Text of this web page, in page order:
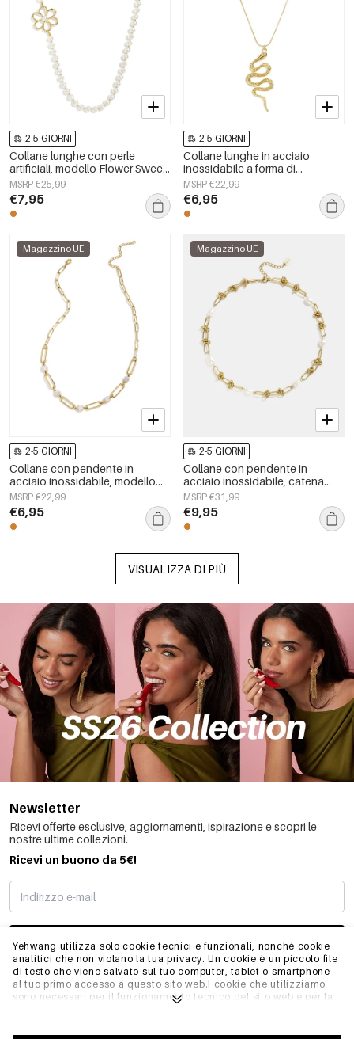
Yehwang utilizza solo cookie tecnici e funzionali, nonché cookie
analitici che non violano la tua privacy. Un cookie è un piccolo file
di testo che viene salvato sul tuo computer, tablet o smartphone
al tuo primo accesso a questo sito web.I cookie che utilizziamo
sono necessari per il funzionamento tecnico del sito web e per la
permettono anche di ottimizzare il nostro sito web.Per garantire
2-5 GIORNI
Collane lunghe con perle
artificiali, modello Flower Sweet
Daily Simple, gioielli da donna
MSRP €25,99
€7,95
2-5 GIORNI
Collane lunghe in acciaio
inossidabile a forma di
serpente, semplici, della serie
Simple Daily, gioielli da donna
MSRP €22,99
€6,95
Magazzino UE
2-5 GIORNI
Collane con pendente in
acciaio inossidabile, modello
Circle Simple, serie Daily Simple,
gioielli da donna
MSRP €22,99
€6,95
Magazzino UE
2-5 GIORNI
Collane con pendente in
acciaio inossidabile, catena
semplice, serie Simple Daily,
gioielli da donna
MSRP €31,99
€9,95
VISUALIZZA DI PIÙ
Newsletter
Ricevi offerte esclusive, aggiornamenti, ispirazione e scopri le
nostre ultime collezioni.
Ricevi un buono da 5€!
MI STO REGISTRANDO
INFO